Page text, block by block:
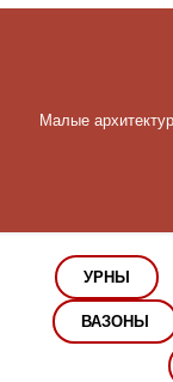
Малые
УРНЫ
ВАЗОНЫ